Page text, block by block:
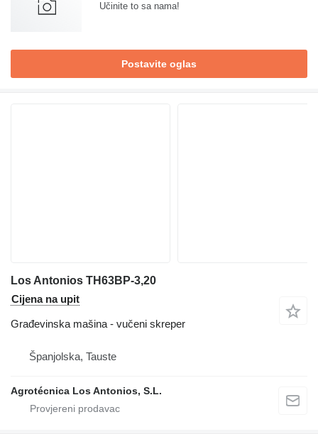
Učinite to sa nama!
Postavite oglas
Los Antonios TH63BP-3,20
Cijena na upit
Građevinska mašina - vučeni skreper
Španjolska, Tauste
Agrotécnica Los Antonios, S.L.